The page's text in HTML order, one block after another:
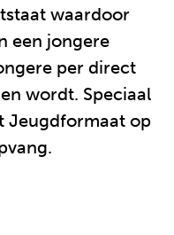
waardoor
een jongere
per direct
wordt. Speciaal
Jeugdformaat op